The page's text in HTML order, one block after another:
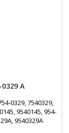
0329 A
0329, 7540329,
9540145, 954-
9540329A